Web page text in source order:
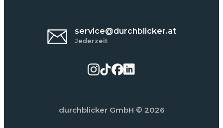
service@durchblicker.at
Jederzeit
durchblicker GmbH © 2026